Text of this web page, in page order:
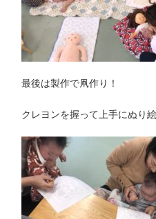
最後は製作で凧作り！
クレヨンを握って上手にぬり